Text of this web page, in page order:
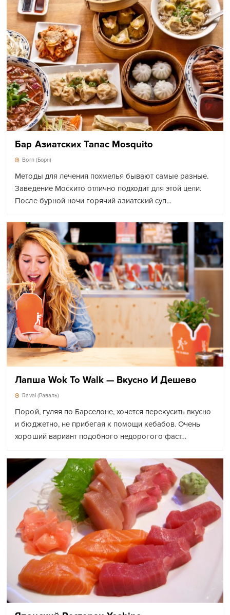
Бар Азиатских Тапас Mosquito
Born (Борн)
Методы для лечения похмелья бывают самые разные.
Заведение Москито отлично подходит для этой цели.
После бурной ночи горячий азиатский суп…
Лапша Wok To Walk — Вкусно И Дешево
Raval (Раваль)
Порой, гуляя по Барселоне, хочется перекусить вкусно
и бюджетно, не прибегая к помощи кебабов. Очень
хороший вариант подобного недорогого фаст…